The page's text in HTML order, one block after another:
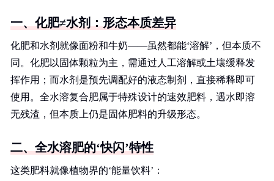
一、化肥≠水剂：形态本质差异
化肥和水剂就像面粉和牛奶——虽然都能‘溶解’，但本质不
同。化肥以固体颗粒为主，需通过人工溶解或土壤缓释发
挥作用；而水剂是预先调配好的液态制剂，直接稀释即可
使用。全水溶复合肥属于特殊设计的速效肥料，遇水即溶
无残渣，但本质上仍是固体肥料的升级形态。
二、全水溶肥的‘快闪’特性
这类肥料就像植物界的‘能量饮料’：